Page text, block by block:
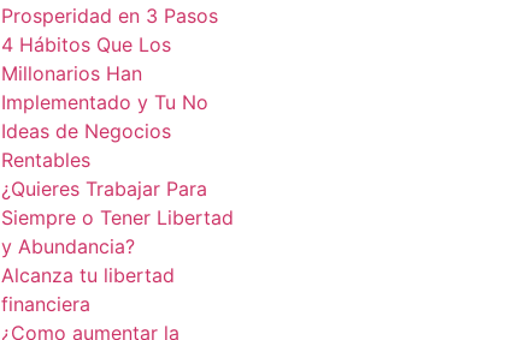
Prosperidad en 3 Pasos
4 Hábitos Que Los
Millonarios Han
Implementado y Tu No
Ideas de Negocios
Rentables
¿Quieres Trabajar Para
Siempre o Tener Libertad
y Abundancia?
Alcanza tu libertad
financiera
¿Como aumentar la